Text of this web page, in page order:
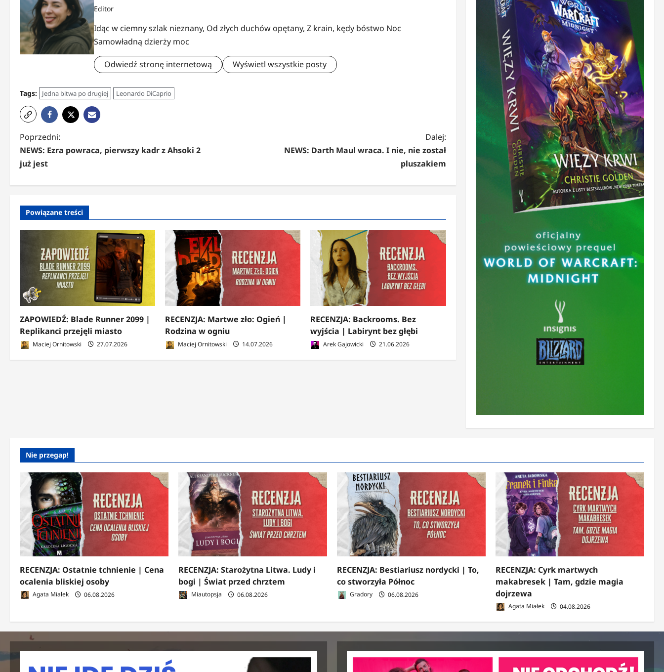
Editor
Idąc w ciemny szlak nieznany, Od złych duchów opętany, Z krain, kędy bóstwo Noc
Samowładną dzierży moc
Odwiedź stronę internetową Wyświetl wszystkie posty
Tags: Jedna bitwa po drugiej Leonardo DiCaprio
Z
o
b
c
z
s
y
Poprzedni:
NEWS: Ezra powraca, pierwszy kadr z Ahsoki 2
już jest
Dalej:
NEWS: Darth Maul wraca. I nie, nie został
pluszakiem
Powiązane treści
ZAPOWIEDŹ: Blade Runner 2099 |
Replikanci przejęli miasto
Maciej Ornitowski 27.07.2026
RECENZJA: Martwe zło: Ogień |
Rodzina w ogniu
Maciej Ornitowski 14.07.2026
RECENZJA: Backrooms. Bez
wyjścia | Labirynt bez głębi
Arek Gajowicki 21.06.2026
Nie przegap!
RECENZJA: Ostatnie tchnienie | Cena
ocalenia bliskiej osoby
Agata Miałek 06.08.2026
RECENZJA: Starożytna Litwa. Ludy i
bogi | Świat przed chrztem
Miautopsja 06.08.2026
RECENZJA: Bestiariusz nordycki | To,
co stworzyła Północ
Gradory 06.08.2026
RECENZJA: Cyrk martwych
makabresek | Tam, gdzie magia
dojrzewa
Agata Miałek 04.08.2026